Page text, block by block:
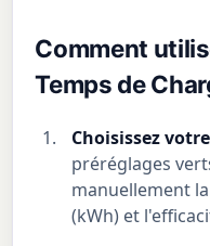
Comment
Temps de
Choisissez votre
préréglages
manuellement
(kWh) et